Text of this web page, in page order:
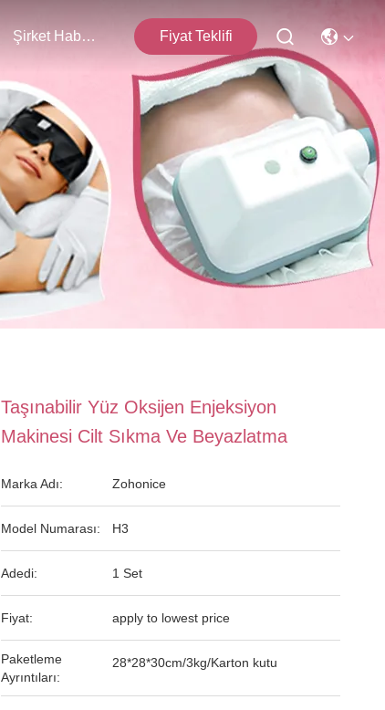
Şirket Haberleri Fiyat Teklifi
Taşınabilir Yüz Oksijen Enjeksiyon
Makinesi Cilt Sıkma Ve Beyazlatma
Marka Adı: Zohonice
Model Numarası: H3
Adedi: 1 Set
Fiyat: apply to lowest price
Paketleme
Ayrıntıları:
28*28*30cm/3kg/Karton kutu